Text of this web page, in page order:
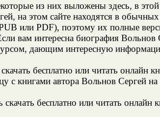
из них выложены здесь, в
на этом сайте находятся в
или PDF), поэтому их полные
вам интересна биография Вольнов
дающим интересную
бесплатно или читать онлайн
с книгами автора Вольнов Сергей на
бесплатно или читать онлайн